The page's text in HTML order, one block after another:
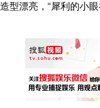
造型漂亮，“犀利的小